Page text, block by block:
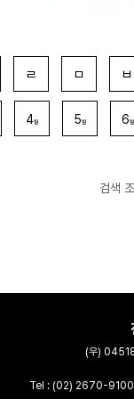
ㄹ ㅁ ㅂ
4월 5월 6월
검색
(우) 04518
Tel : (02) 2670-